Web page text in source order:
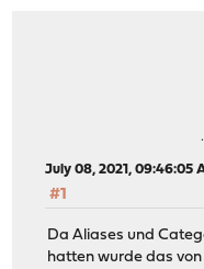
July 08, 2021, 09:46:05
#1
Da Aliases und
hatten wurde das